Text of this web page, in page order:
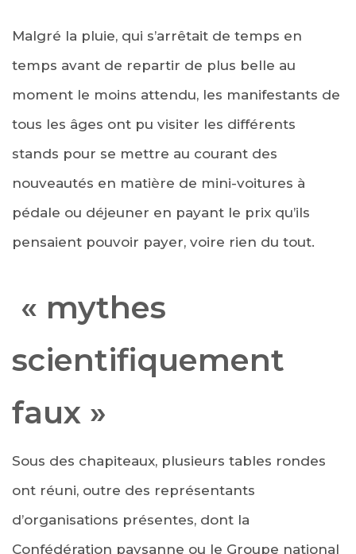
Malgré la pluie, qui s’arrêtait de temps en
temps avant de repartir de plus belle au
moment le moins attendu, les manifestants de
tous les âges ont pu visiter les différents
stands pour se mettre au courant des
nouveautés en matière de mini-voitures à
pédale ou déjeuner en payant le prix qu’ils
pensaient pouvoir payer, voire rien du tout.
« mythes
scientifiquement
faux »
Sous des chapiteaux, plusieurs tables rondes
ont réuni, outre des représentants
d’organisations présentes, dont la
Confédération paysanne ou le Groupe national